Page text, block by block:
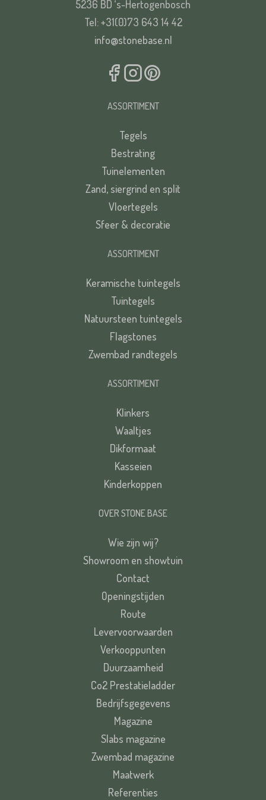
VERSTUREN
VERSTUREN
5236 BD ‘s-Hertogenbosch
Tel: +31(0)73 643 14 42
info@stonebase.nl
ASSORTIMENT
Tegels
Bestrating
Tuinelementen
Zand, siergrind en split
Vloertegels
Sfeer & decoratie
ASSORTIMENT
Keramische tuintegels
Tuintegels
Natuursteen tuintegels
Flagstones
Zwembad randtegels
ASSORTIMENT
Klinkers
Waaltjes
Dikformaat
Kasseien
Kinderkoppen
OVER STONE BASE
Wie zijn wij?
Showroom en showtuin
Contact
Openingstijden
Route
Levervoorwaarden
Verkooppunten
Duurzaamheid
Co2 Prestatieladder
Bedrijfsgegevens
Magazine
Slabs magazine
Zwembad magazine
Maatwerk
Referenties